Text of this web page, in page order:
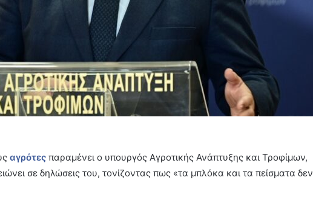
αγρότες παραμένει ο υπουργός Αγροτικής Ανάπτυξης και Τροφίμων,
σε δηλώσεις του, τονίζοντας πως «τα μπλόκα και τα πείσματα δεν